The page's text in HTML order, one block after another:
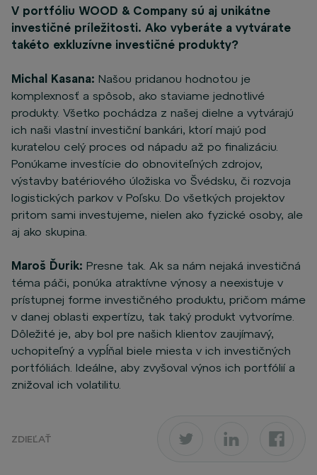
ZDIEĽAŤ
V portfóliu WOOD & Company sú aj unikátne
investičné príležitosti. Ako vyberáte a vytvárate
takéto exkluzívne investičné produkty?
Michal Kasana: Našou pridanou hodnotou je
komplexnosť a spôsob, ako staviame jednotlivé
produkty. Všetko pochádza z našej dielne a vytvárajú
ich naši vlastní investiční bankári, ktorí majú pod
kuratelou celý proces od nápadu až po finalizáciu.
Ponúkame investície do obnoviteľných zdrojov,
výstavby batériového úložiska vo Švédsku, či rozvoja
logistických parkov v Poľsku. Do všetkých projektov
pritom sami investujeme, nielen ako fyzické osoby, ale
aj ako skupina.
Maroš Ďurik: Presne tak. Ak sa nám nejaká investičná
téma páči, ponúka atraktívne výnosy a neexistuje v
prístupnej forme investičného produktu, pričom máme
v danej oblasti expertízu, tak taký produkt vytvoríme.
Dôležité je, aby bol pre našich klientov zaujímavý,
uchopiteľný a vypĺňal biele miesta v ich investičných
portfóliách. Ideálne, aby zvyšoval výnos ich portfólií a
znižoval ich volatilitu.